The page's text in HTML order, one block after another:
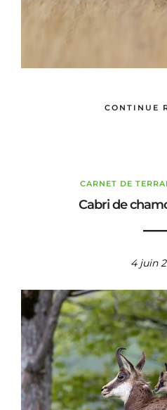
CONTINUE
CARNET DE
Cabri de
4 juin